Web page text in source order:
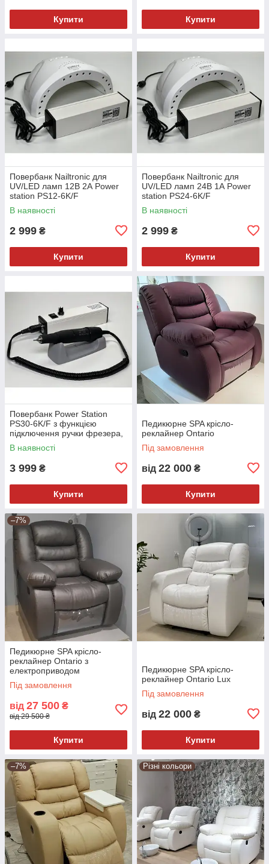
Купити Купити
Повербанк Nailtronic для
UV/LED ламп 12В 2А Power
station PS12-6K/F
В наявності
2 999 ₴
Купити
Повербанк Nailtronic для
UV/LED ламп 24В 1А Power
station PS24-6K/F
В наявності
2 999 ₴
Купити
Повербанк Power Station
PS30-6K/F з функцією
підключення ручки фрезера,
Nailtronic
В наявності
3 999 ₴
Купити
Педикюрне SPA крісло-
реклайнер Ontario
Під замовлення
від 22 000 ₴
Купити
–7%
Педикюрне SPA крісло-
реклайнер Ontario з
електроприводом
Під замовлення
від 27 500 ₴
від 29 500 ₴
Купити
Педикюрне SPA крісло-
реклайнер Ontario Lux
Під замовлення
від 22 000 ₴
Купити
–7% Різні кольори